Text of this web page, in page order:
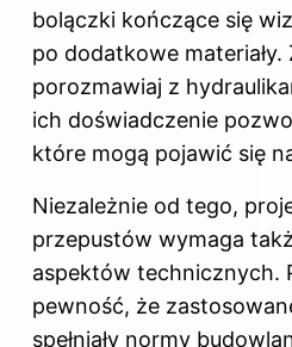
bolączki kończące się
po dodatkowe
porozmawiaj z
ich doświadczenie
które mogą pojawić się
Niezależnie od tego,
przepustów wymaga
aspektów technicznych.
pewność, że
spełniały normy